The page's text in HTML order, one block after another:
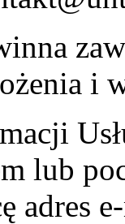
i
lub
adres